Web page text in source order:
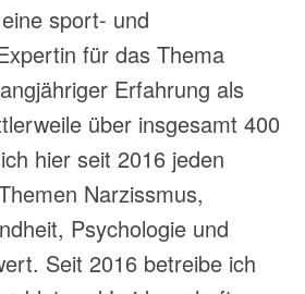
sport- und
für das Thema
Erfahrung als
über insgesamt 400
hier seit 2016 jeden
Narzissmus,
Psychologie und
Seit 2016 betreibe ich